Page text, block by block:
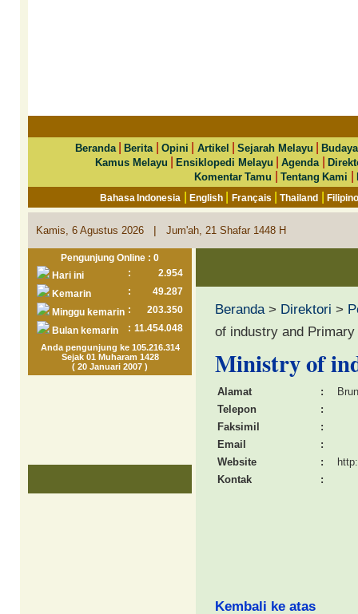
Beranda|Berita Opini Artikel |Sejarah Melayu |
Kamus Melayu
|Ensiklopedi Melayu |Agenda |
Komentar Tamu
|Tentang Kami |
Bahasa Indonesia |English Français |Thailand |
Kamis, 6 Agustus 2026 | Jum'ah, 21 Shafar 1448 H
Pengunjung Online : 0
Hari ini
:
2.954
Kemarin
:
49.287
Minggu kemarin :
203.350
Bulan kemarin
: 11.454.048
Anda pengunjung ke 105.216.314
Sejak 01 Muharam 1428
( 20 Januari 2007 )
Beranda> Direktori >
of industry and
Ministry of
Alamat :
Telepon
:
Faksimil
:
Email
:
Website
:
Kontak
:
Kembali ke atas